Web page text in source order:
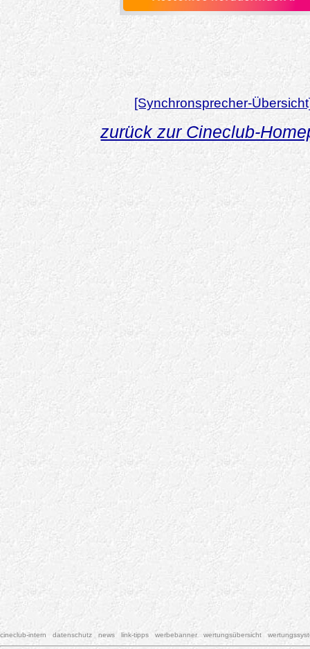
[Synchronsprecher-
zurück zur Cineclub-
cineclub-intern datenschutz news link-tipps werbebanner wertungsübersicht